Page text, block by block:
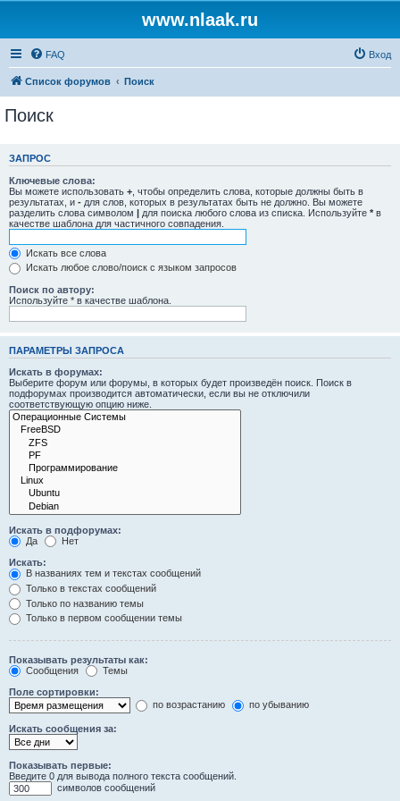
www.nlaak.ru
FAQ Вход
Список форумов Поиск
Поиск
ЗАПРОС
Ключевые слова:
Вы можете использовать + , чтобы определить слова, которые должны быть в
результатах, и - для слов, которых в результатах быть не должно. Вы можете
разделить слова символом | для поиска любого слова из списка. Используйте * в
качестве шаблона для частичного совпадения.
Искать все слова
Искать любое слово/поиск с языком запросов
Поиск по автору:
Используйте * в качестве шаблона.
ПАРАМЕТРЫ ЗАПРОСА
Искать в форумах:
Выберите форум или форумы, в которых будет произведён поиск. Поиск в
подфорумах производится автоматически, если вы не отключили
соответствующую опцию ниже.
Искать в подфорумах:
Да
Нет
Искать:
В названиях тем и текстах сообщений
Только в текстах сообщений
Только по названию темы
Только в первом сообщении темы
Показывать результаты как:
Сообщения
Темы
Поле сортировки:
по возрастанию
по убыванию
Искать сообщения за:
Показывать первые:
Введите 0 для вывода полного текста сообщений.
символов сообщений